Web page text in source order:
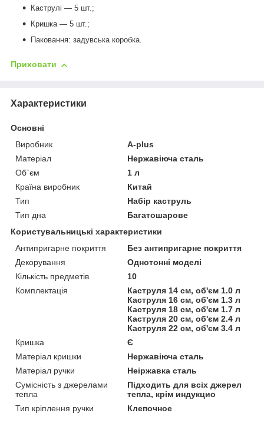
Каструлі — 5 шт.;
Кришка — 5 шт.;
Паковання: задувська коробка.
Приховати
Характеристики
Основні
Виробник
A-plus
Матеріал
Нержавіюча сталь
Об`єм
1 л
Країна виробник
Китай
Тип
Набір каструль
Тип дна
Багатошарове
Користувальницькі характеристики
Антипригарне покриття
Без антипригарне покриття
Декорування
Однотонні моделі
Кількість предметів
10
Комплектація
Каструля 14 см, об'єм 1.0 л
Каструля 16 см, об'єм 1.3 л
Каструля 18 см, об'єм 1.7 л
Каструля 20 см, об'єм 2.4 л
Каструля 22 см, об'єм 3.4 л
Кришка
Є
Матеріал кришки
Нержавіюча сталь
Матеріал ручки
Неіржавка сталь
Сумісність з джерелами
тепла
Підходить для всіх джерел
тепла, крім индукцио
Тип кріплення ручки
Клепочное